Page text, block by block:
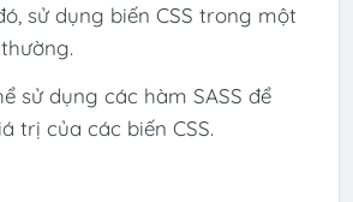
sử dụng biến CSS trong một
sử dụng các hàm SASS để
trị của các biến CSS.